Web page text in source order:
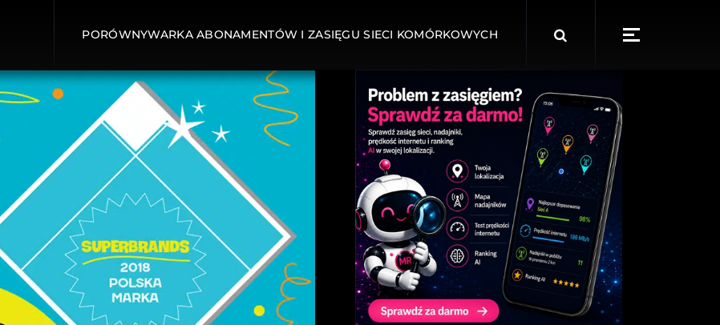
PORÓWNYWARKA ABONAMENTÓW I ZASIĘGU SIECI KOMÓRKOWYCH
for: